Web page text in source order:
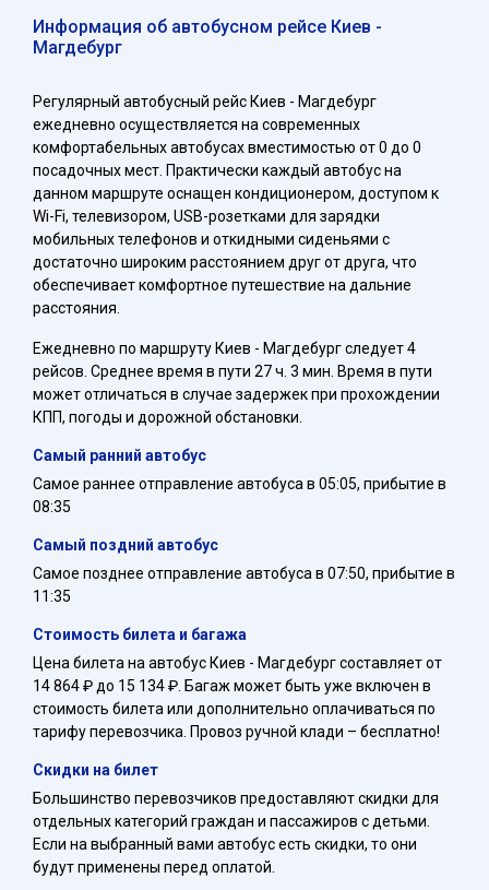
Информация об автобусном рейсе Киев -
Магдебург
Регулярный автобусный рейс Киев - Магдебург
ежедневно осуществляется на современных
комфортабельных автобусах вместимостью от 0 до 0
посадочных мест. Практически каждый автобус на
данном маршруте оснащен кондиционером, доступом к
Wi-Fi, телевизором, USB-розетками для зарядки
мобильных телефонов и откидными сиденьями с
достаточно широким расстоянием друг от друга, что
обеспечивает комфортное путешествие на дальние
расстояния.
Ежедневно по маршруту Киев - Магдебург следует 4
рейсов. Среднее время в пути 27 ч. 3 мин. Время в пути
может отличаться в случае задержек при прохождении
КПП, погоды и дорожной обстановки.
Самый ранний автобус
Самое раннее отправление автобуса в 05:05, прибытие в
08:35
Самый поздний автобус
Самое позднее отправление автобуса в 07:50, прибытие в
11:35
Стоимость билета и багажа
Цена билета на автобус Киев - Магдебург составляет от
14 864 ₽ до 15 134 ₽. Багаж может быть уже включен в
стоимость билета или дополнительно оплачиваться по
тарифу перевозчика. Провоз ручной клади – бесплатно!
Скидки на билет
Большинство перевозчиков предоставляют скидки для
отдельных категорий граждан и пассажиров с детьми.
Если на выбранный вами автобус есть скидки, то они
будут применены перед оплатой.